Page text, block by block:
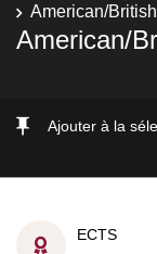
American/
American/
Ajouter à la
ECTS